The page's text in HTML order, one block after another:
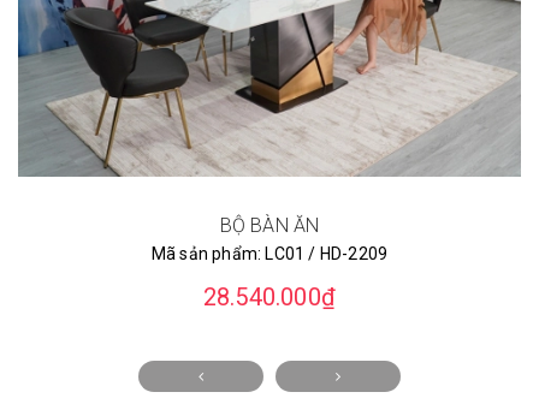
BỘ BÀN ĂN
Mã sản phẩm: LC01 / HD-2209
28.540.000₫